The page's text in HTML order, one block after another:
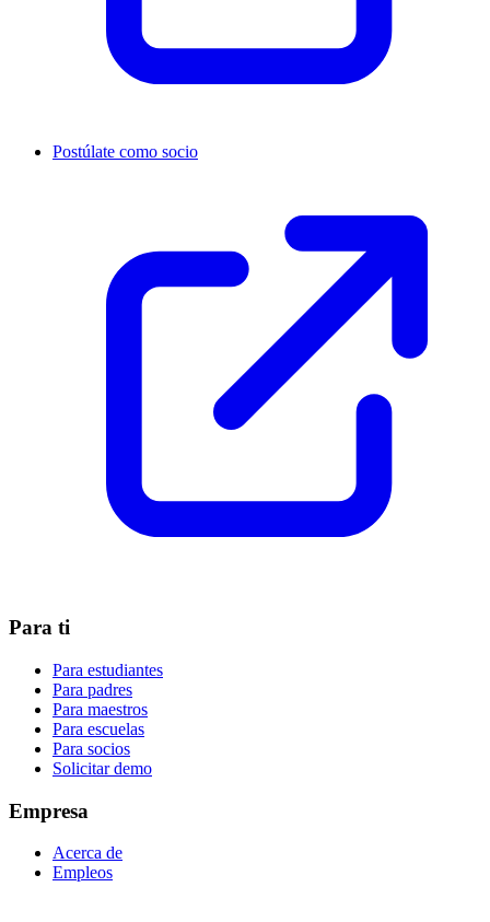
Postúlate como socio
Para ti
Para estudiantes
Para padres
Para maestros
Para escuelas
Para socios
Solicitar demo
Empresa
Acerca de
Empleos